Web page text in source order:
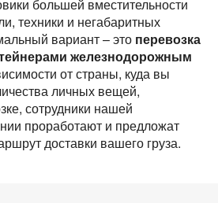
большей вместительности
техники и негабаритных
вариант – это перевозка
железнодорожным
от страны, куда вы
личных вещей,
сотрудники нашей
проработают и предложат
доставки вашего груза.